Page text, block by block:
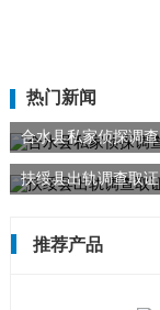
热门新闻
合水县私家侦探调
扶绥县出轨调查取
推荐产品